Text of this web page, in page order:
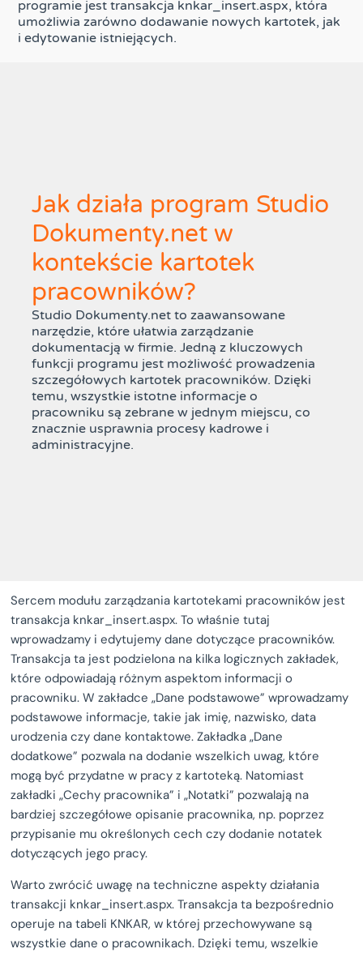
programie jest transakcja knkar_insert.aspx, która
umożliwia zarówno dodawanie nowych kartotek, jak
i edytowanie istniejących.
Jak działa program Studio
Dokumenty.net w
kontekście kartotek
pracowników?
Studio Dokumenty.net to zaawansowane
narzędzie, które ułatwia zarządzanie
dokumentacją w firmie. Jedną z kluczowych
funkcji programu jest możliwość prowadzenia
szczegółowych kartotek pracowników. Dzięki
temu, wszystkie istotne informacje o
pracowniku są zebrane w jednym miejscu, co
znacznie usprawnia procesy kadrowe i
administracyjne.
Sercem modułu zarządzania kartotekami pracowników jest
transakcja knkar_insert.aspx. To właśnie tutaj
wprowadzamy i edytujemy dane dotyczące pracowników.
Transakcja ta jest podzielona na kilka logicznych zakładek,
które odpowiadają różnym aspektom informacji o
pracowniku. W zakładce „Dane podstawowe” wprowadzamy
podstawowe informacje, takie jak imię, nazwisko, data
urodzenia czy dane kontaktowe. Zakładka „Dane
dodatkowe” pozwala na dodanie wszelkich uwag, które
mogą być przydatne w pracy z kartoteką. Natomiast
zakładki „Cechy pracownika” i „Notatki” pozwalają na
bardziej szczegółowe opisanie pracownika, np. poprzez
przypisanie mu określonych cech czy dodanie notatek
dotyczących jego pracy.
Warto zwrócić uwagę na techniczne aspekty działania
transakcji knkar_insert.aspx. Transakcja ta bezpośrednio
operuje na tabeli KNKAR, w której przechowywane są
wszystkie dane o pracownikach. Dzięki temu, wszelkie